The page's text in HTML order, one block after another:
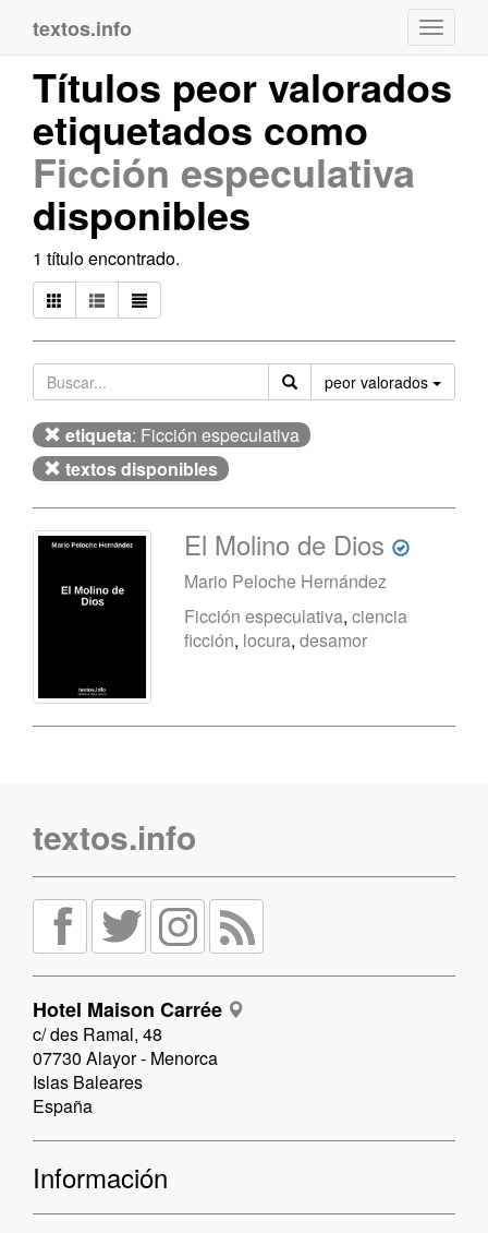
textos.info
Títulos peor valorados
etiquetados como
Ficción especulativa
disponibles
1 título encontrado.
peor valorados
etiqueta: Ficción especulativa
textos disponibles
El Molino de Dios
Mario Peloche Hernández
Ficción especulativa,ciencia
ficción, locura,desamor
textos.info
Hotel Maison Carrée
c/ des Ramal, 48
07730 Alayor - Menorca
Islas Baleares
España
Información